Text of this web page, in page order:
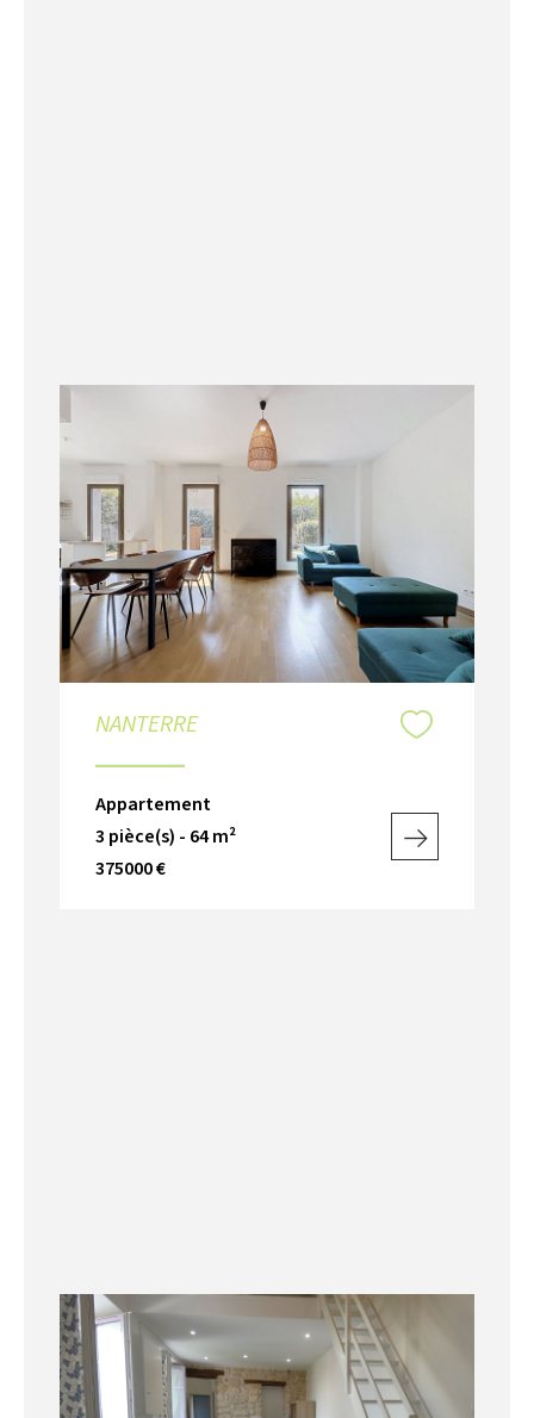
NANTERRE
Appartement
3 pièce(s) - 64 m²
375000 €